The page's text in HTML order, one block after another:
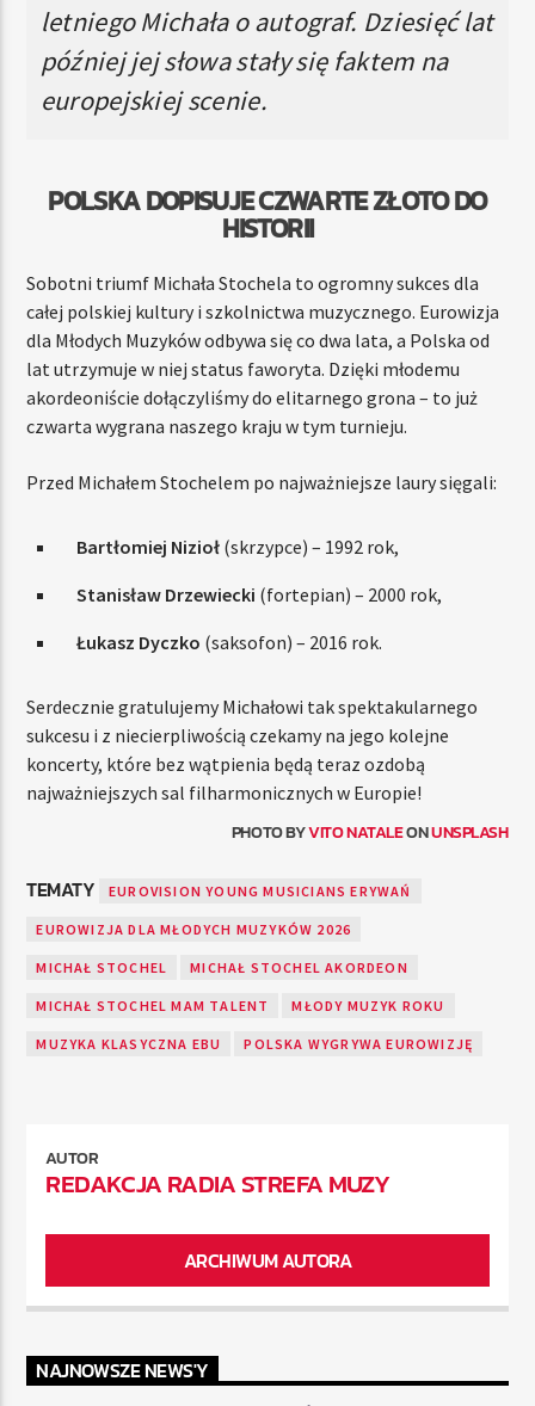
letniego Michała o autograf. Dziesięć lat
później jej słowa stały się faktem na
europejskiej scenie.
POLSKA DOPISUJE CZWARTE ZŁOTO DO
HISTORII
Sobotni triumf Michała Stochela to ogromny sukces dla
całej polskiej kultury i szkolnictwa muzycznego. Eurowizja
dla Młodych Muzyków odbywa się co dwa lata, a Polska od
lat utrzymuje w niej status faworyta. Dzięki młodemu
akordeoniście dołączyliśmy do elitarnego grona – to już
czwarta wygrana naszego kraju w tym turnieju.
Przed Michałem Stochelem po najważniejsze laury sięgali:
Bartłomiej Nizioł (skrzypce) – 1992 rok,
Stanisław Drzewiecki (fortepian) – 2000 rok,
Łukasz Dyczko (saksofon) – 2016 rok.
Serdecznie gratulujemy Michałowi tak spektakularnego
sukcesu i z niecierpliwością czekamy na jego kolejne
koncerty, które bez wątpienia będą teraz ozdobą
najważniejszych sal filharmonicznych w Europie!
PHOTO BYVITO NATALEONUNSPLASH
TEMATY EUROVISION YOUNG MUSICIANS ERYWAŃ
EUROWIZJA DLA MŁODYCH MUZYKÓW 2026
MICHAŁ STOCHEL MICHAŁ STOCHEL AKORDEON
MICHAŁ STOCHEL MAM TALENT MŁODY MUZYK ROKU
MUZYKA KLASYCZNA EBU POLSKA WYGRYWA EUROWIZJĘ
AUTOR
REDAKCJA RADIA STREFA MUZY
ARCHIWUM AUTORA
NAJNOWSZE NEWS'Y